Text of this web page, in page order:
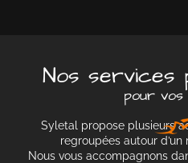
Nos services
pour vos
Syletal propose plusieurs
regroupées autour
Nous vous accompagnons